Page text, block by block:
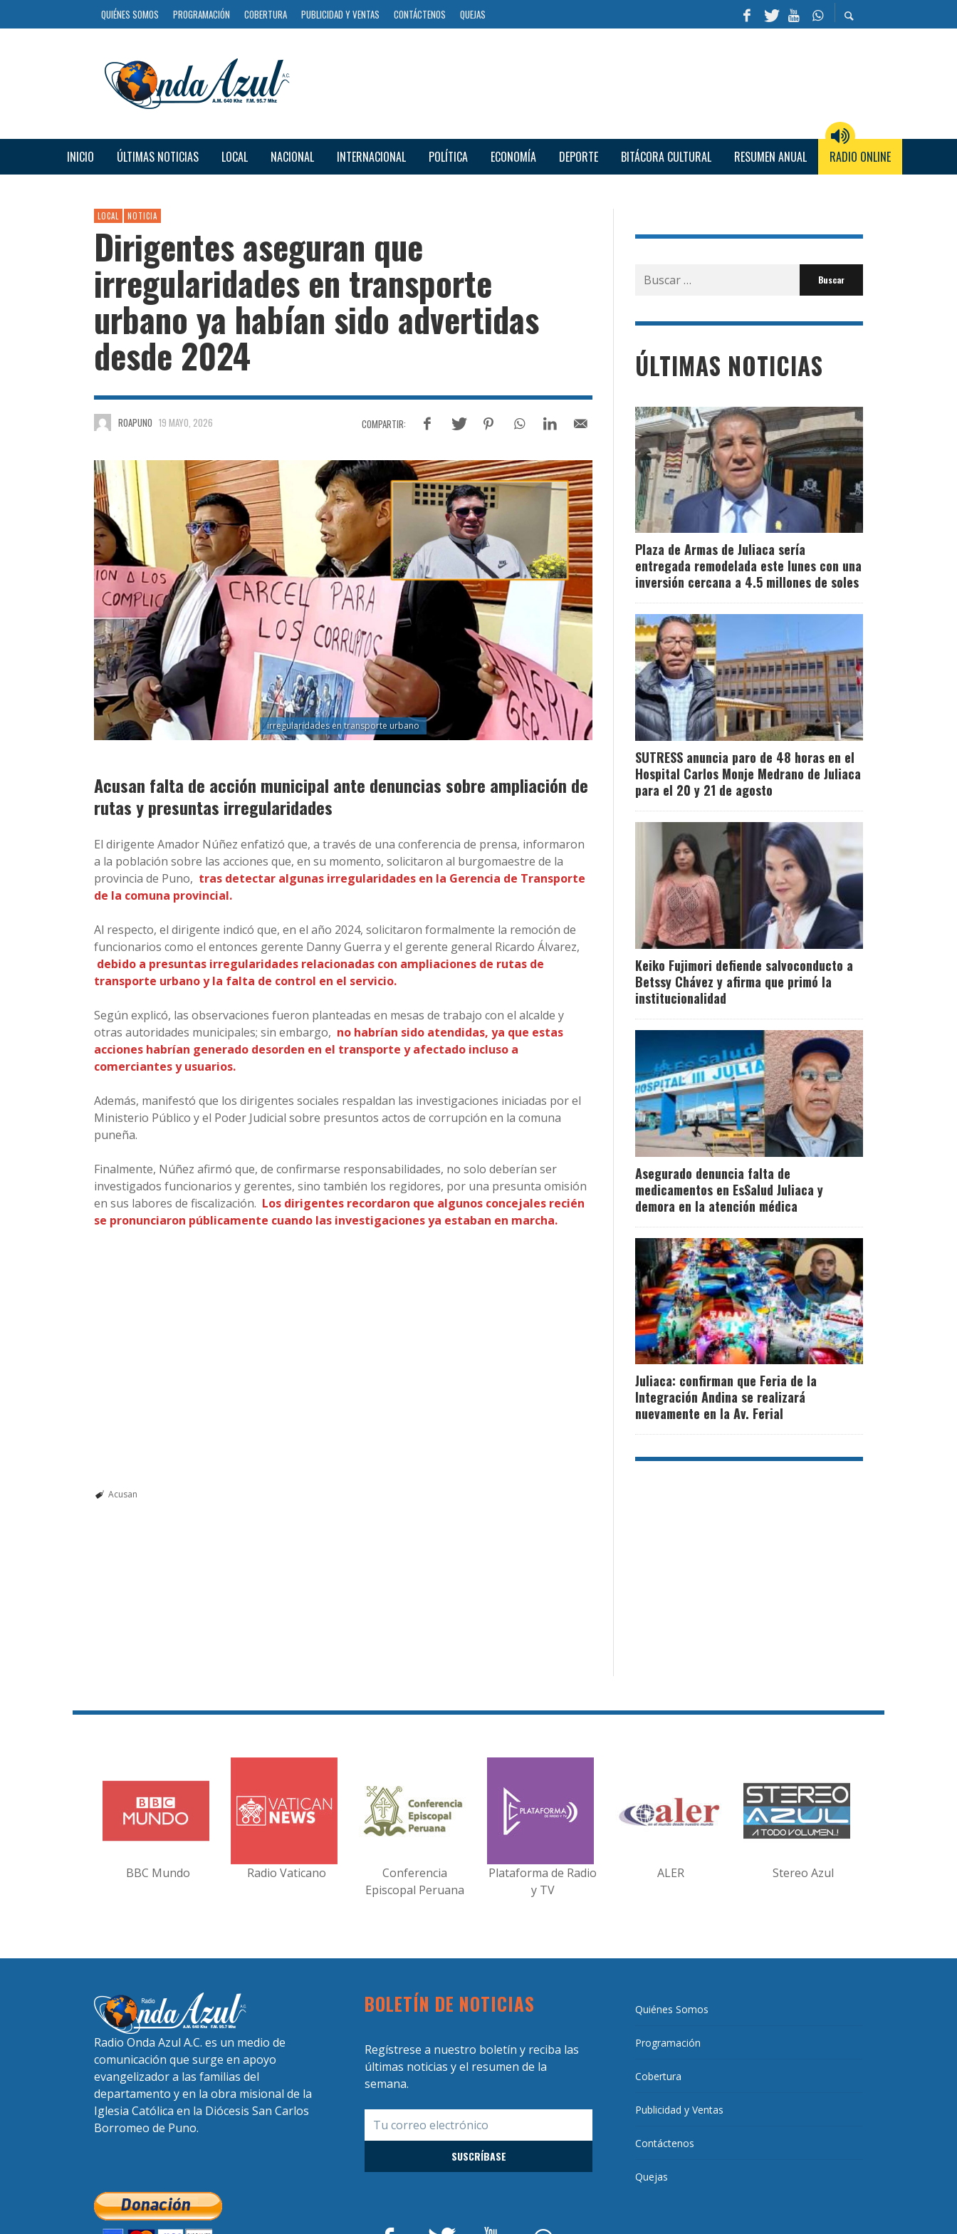
QUIÉNES SOMOS PROGRAMACIÓN COBERTURA PUBLICIDAD Y VENTAS CONTÁCTENOS QUEJAS
INICIO ÚLTIMAS NOTICIAS LOCAL NACIONAL INTERNACIONAL POLÍTICA ECONOMÍA DEPORTE BITÁCORA CULTURAL RESUMEN ANUAL RADIO ONLINE
LOCAL NOTICIA
Dirigentes aseguran que
irregularidades en transporte
urbano ya habían sido advertidas
desde 2024
ROAPUNO 19 MAYO, 2026
irregularidades en transporte urbano
Acusan falta de acción municipal ante denuncias sobre ampliación de
rutas y presuntas irregularidades
El dirigente Amador Núñez enfatizó que, a través de una conferencia de prensa, informaron
a la población sobre las acciones que, en su momento, solicitaron al burgomaestre de la
provincia de Puno, tras detectar algunas irregularidades en la Gerencia de Transporte
de la comuna provincial.
Al respecto, el dirigente indicó que, en el año 2024, solicitaron formalmente la remoción de
funcionarios como el entonces gerente Danny Guerra y el gerente general Ricardo Álvarez,
debido a presuntas irregularidades relacionadas con ampliaciones de rutas de
transporte urbano y la falta de control en el servicio.
Según explicó, las observaciones fueron planteadas en mesas de trabajo con el alcalde y
otras autoridades municipales; sin embargo, no habrían sido atendidas, ya que estas
acciones habrían generado desorden en el transporte y afectado incluso a
comerciantes y usuarios.
Además, manifestó que los dirigentes sociales respaldan las investigaciones iniciadas por el
Ministerio Público y el Poder Judicial sobre presuntos actos de corrupción en la comuna
puneña.
Finalmente, Núñez afirmó que, de confirmarse responsabilidades, no solo deberían ser
investigados funcionarios y gerentes, sino también los regidores, por una presunta omisión
en sus labores de fiscalización. Los dirigentes recordaron que algunos concejales recién
se pronunciaron públicamente cuando las investigaciones ya estaban en marcha.
Acusan
Buscar
por:
ÚLTIMAS NOTICIAS
Plaza de Armas de Juliaca sería
entregada remodelada este lunes con una
inversión cercana a 4.5 millones de soles
SUTRESS anuncia paro de 48 horas en el
Hospital Carlos Monje Medrano de Juliaca
para el 20 y 21 de agosto
Keiko Fujimori defiende salvoconducto a
Betssy Chávez y afirma que primó la
institucionalidad
Asegurado denuncia falta de
medicamentos en EsSalud Juliaca y
demora en la atención médica
Juliaca: confirman que Feria de la
Integración Andina se realizará
nuevamente en la Av. Ferial
BBC Mundo Radio Vaticano
Conferencia
Episcopal Peruana
Plataforma de Radio
y TV
ALER Stereo Azul
Radio Onda Azul A.C. es un medio de
comunicación que surge en apoyo
evangelizador a las familias del
departamento y en la obra misional de la
Iglesia Católica en la Diócesis San Carlos
Borromeo de Puno.
BOLETÍN DE NOTICIAS
Regístrese a nuestro boletín y reciba las
últimas noticias y el resumen de la
semana.
Quiénes Somos
Programación
Cobertura
Publicidad y Ventas
Contáctenos
Quejas